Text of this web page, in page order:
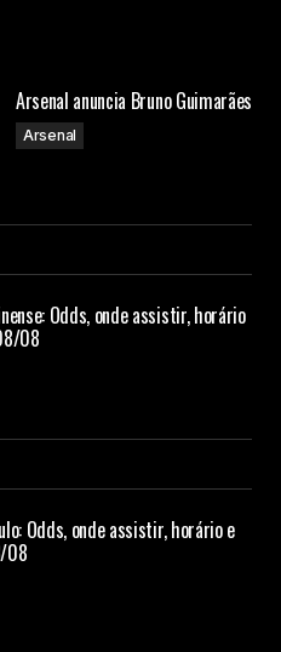
Arsenal anuncia Bruno Guimarães
Arsenal
Odds, onde assistir, horário
08
Odds, onde assistir, horário e
08